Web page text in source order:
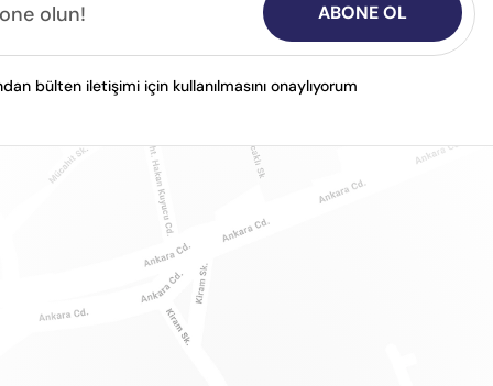
ABONE OL
bülten iletişimi için kullanılmasını onaylıyorum